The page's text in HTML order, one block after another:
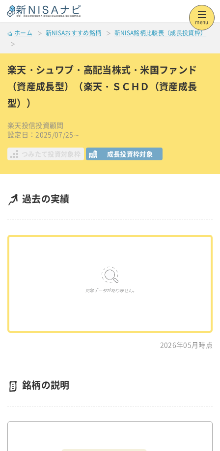
menu
ホーム 新NISAおすすめ銘柄 新NISA銘柄比較表（成長投資枠）
楽天・シュワブ・高配当株式・米国ファンド
（資産成長型）（楽天・ＳＣＨＤ（資産成長
型））
楽天投信投資顧問
設定日：2025/07/25～
つみたて投資対象枠 成長投資枠対象
過去の実績
2026年05月時点
銘柄の説明